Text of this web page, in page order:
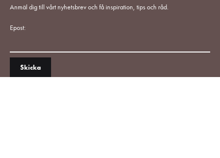
Anmäl dig till vårt nyhetsbrev och få inspiration, tips och råd.
Epost: